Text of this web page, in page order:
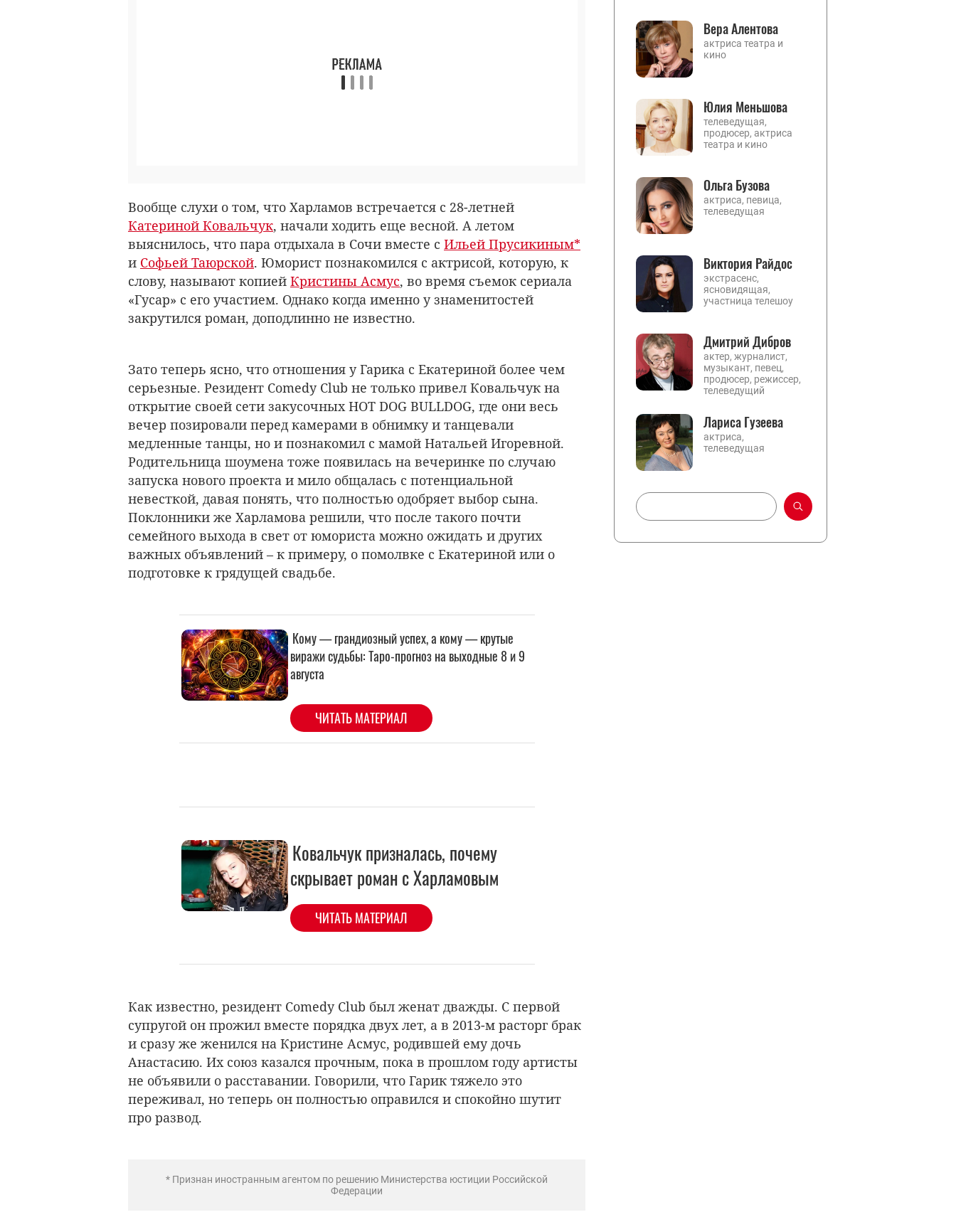
Вообще слухи о том, что Харламов встречается с 28-летней
Катериной Ковальчук, начали ходить еще весной. А летом
выяснилось, что пара отдыхала в Сочи вместе с Ильей Прусикиным*
и Софьей Таюрской. Юморист познакомился с актрисой, которую, к
слову, называют копией Кристины Асмус, во время съемок сериала
«Гусар» с его участием. Однако когда именно у знаменитостей
закрутился роман, доподлинно не известно.
Зато теперь ясно, что отношения у Гарика с Екатериной более чем
серьезные. Резидент Comedy Club не только привел Ковальчук на
открытие своей сети закусочных HOT DOG BULLDOG, где они весь
вечер позировали перед камерами в обнимку и танцевали
медленные танцы, но и познакомил с мамой Натальей Игоревной.
Родительница шоумена тоже появилась на вечеринке по случаю
запуска нового проекта и мило общалась с потенциальной
невесткой, давая понять, что полностью одобряет выбор сына.
Поклонники же Харламова решили, что после такого почти
семейного выхода в свет от юмориста можно ожидать и других
важных объявлений – к примеру, о помолвке с Екатериной или о
подготовке к грядущей свадьбе.
Ковальчук призналась, почему
скрывает роман с Харламовым
ЧИТАТЬ МАТЕРИАЛ
Как известно, резидент Comedy Club был женат дважды. С первой
супругой он прожил вместе порядка двух лет, а в 2013-м расторг брак
и сразу же женился на Кристине Асмус, родившей ему дочь
Анастасию. Их союз казался прочным, пока в прошлом году артисты
не объявили о расставании. Говорили, что Гарик тяжело это
переживал, но теперь он полностью оправился и спокойно шутит
про развод.
* Признан иностранным агентом по решению Министерства юстиции Российской
Федерации
Вера Алентова
актриса театра и
кино
Юлия Меньшова
телеведущая,
продюсер, актриса
театра и кино
Ольга Бузова
актриса, певица,
телеведущая
Виктория Райдос
экстрасенс,
ясновидящая,
участница телешоу
Дмитрий Дибров
актер, журналист,
музыкант, певец,
продюсер, режиссер,
телеведущий
Лариса Гузеева
актриса,
телеведущая